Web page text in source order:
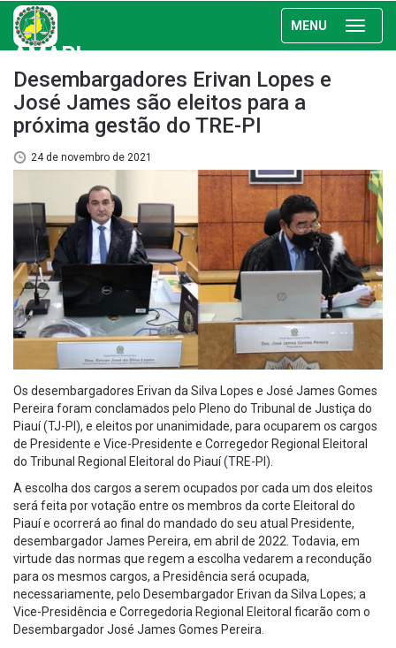
MENU
AMAPI
Desembargadores Erivan Lopes e
José James são eleitos para a
próxima gestão do TRE-PI
24 de novembro de 2021
Os desembargadores Erivan da Silva Lopes e José James Gomes
Pereira foram conclamados pelo Pleno do Tribunal de Justiça do
Piauí (TJ-PI), e eleitos por unanimidade, para ocuparem os cargos
de Presidente e Vice-Presidente e Corregedor Regional Eleitoral
do Tribunal Regional Eleitoral do Piauí (TRE-PI).
A escolha dos cargos a serem ocupados por cada um dos eleitos
será feita por votação entre os membros da corte Eleitoral do
Piauí e ocorrerá ao final do mandado do seu atual Presidente,
desembargador James Pereira, em abril de 2022. Todavia, em
virtude das normas que regem a escolha vedarem a recondução
para os mesmos cargos, a Presidência será ocupada,
necessariamente, pelo Desembargador Erivan da Silva Lopes; a
Vice-Presidência e Corregedoria Regional Eleitoral ficarão com o
Desembargador José James Gomes Pereira.